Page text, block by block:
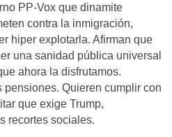
PP-Vox que dinamite
contra la inmigración,
hiper explotarla. Afirman que
una sanidad pública universal
ahora la disfrutamos.
Quieren cumplir con
que exige Trump,
recortes sociales.